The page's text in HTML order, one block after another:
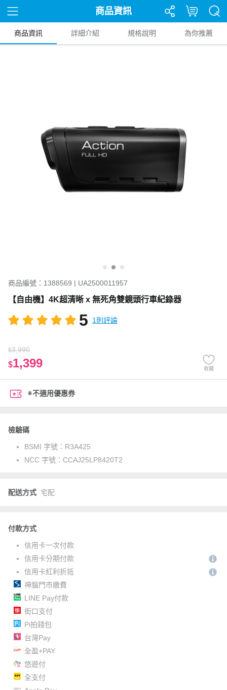
商品資訊
商品資訊 詳細介紹 規格說明 為你推薦
商品編號：1388569 | UA2500011957
【自由機】4K超清晰 x 無死角雙鏡頭行車紀錄器
5 1則評論
$3,990
$1,399 收藏
※不適用優惠券
檢驗碼
BSMI 字號： R3A425
NCC 字號： CCAJ25LP8420T2
配送方式 宅配
付款方式
信用卡一次付款
信用卡分期付款
信用卡紅利折抵
神腦門市繳費
LINE Pay付款
街口支付
Pi拍錢包
台灣Pay
全盈+PAY
悠遊付
全支付